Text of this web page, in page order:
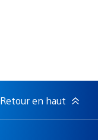
Retour en haut